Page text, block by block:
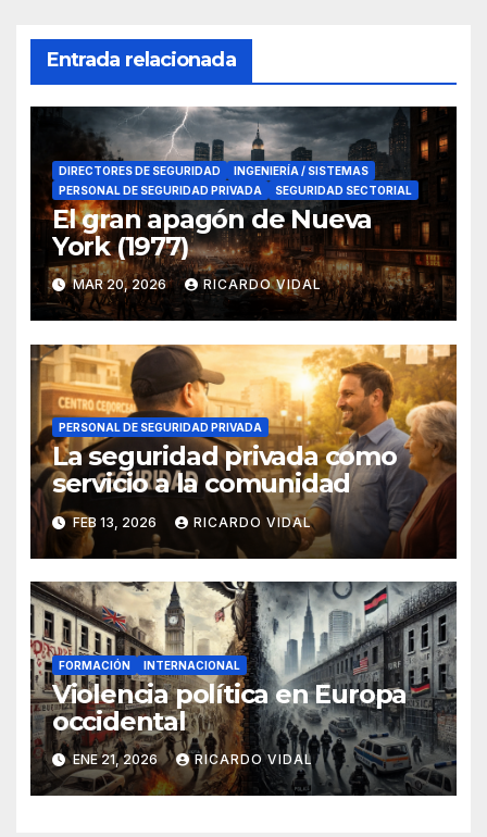
Entrada relacionada
DIRECTORES DE SEGURIDAD
INGENIERÍA / SISTEMAS
PERSONAL DE SEGURIDAD PRIVADA
SEGURIDAD SECTORIAL
El gran apagón de Nueva
York (1977)
MAR 20, 2026 RICARDO VIDAL
PERSONAL DE SEGURIDAD PRIVADA
La seguridad privada como
servicio a la comunidad
FEB 13, 2026 RICARDO VIDAL
FORMACIÓN INTERNACIONAL
Violencia política en Europa
occidental
ENE 21, 2026 RICARDO VIDAL